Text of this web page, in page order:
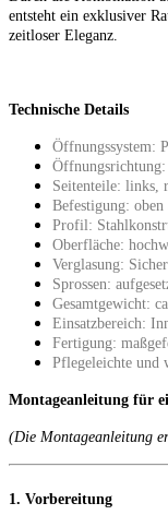
entsteht ein exklusiver
zeitloser Eleganz.
Technische Details
Öffnungssystem:
Seitenteile: links,
Befestigung:
Profil:
Oberfläche:
Verglasung:
Sprossen:
Gesamtgewicht:
Einsatzbereich:
Fertigung:
Pflegeleichte und
Montageanleitung für
(Die Montageanleitung
1. Vorbereitung